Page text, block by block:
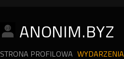
ANONIM.BYZ
STRONA PROFILOWA WYDARZENIA